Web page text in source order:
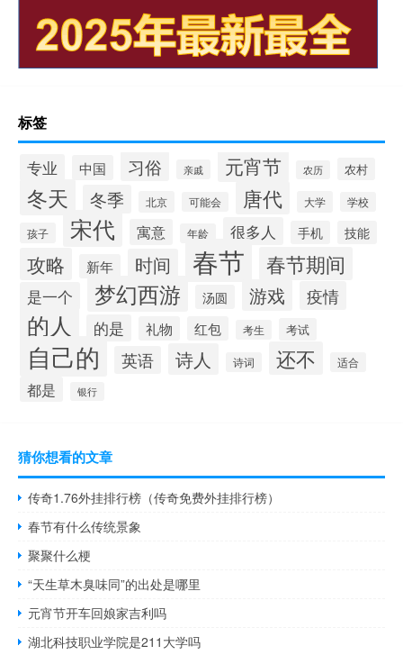
标签
专业 中国 习俗 亲戚 元宵节 农历 农村
冬天 冬季 北京 可能会 唐代 大学 学校
孩子 宋代 寓意 年龄 很多人 手机 技能
攻略 新年 时间 春节 春节期间
是一个 梦幻西游 汤圆 游戏 疫情
的人 的是 礼物 红包 考生 考试
自己的 英语 诗人 诗词 还不 适合
都是 银行
猜你想看的文章
传奇1.76外挂排行榜（传奇免费外挂排行榜）
春节有什么传统景象
聚聚什么梗
“天生草木臭味同”的出处是哪里
元宵节开车回娘家吉利吗
湖北科技职业学院是211大学吗